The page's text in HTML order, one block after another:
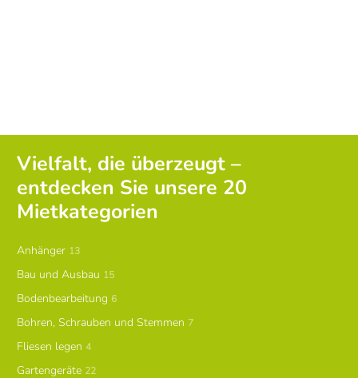
Vielfalt, die überzeugt –
entdecken Sie unsere 20
Mietkategorien
Anhänger 13
Bau und Ausbau 15
Bodenbearbeitung 6
Bohren, Schrauben und Stemmen 7
Fliesen legen 4
Gartengeräte 22